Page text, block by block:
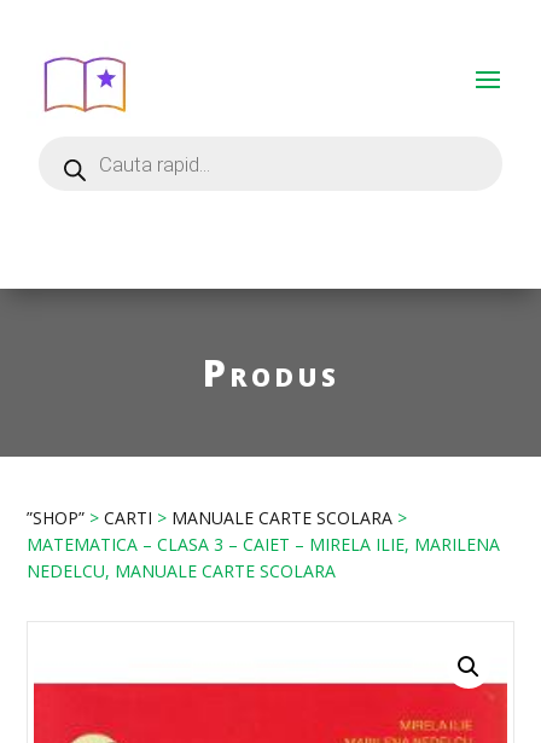
Produs
”SHOP” >CARTI > MANUALE CARTE SCOLARA >
MATEMATICA – CLASA 3 – CAIET – MIRELA ILIE, MARILENA
NEDELCU, MANUALE CARTE SCOLARA